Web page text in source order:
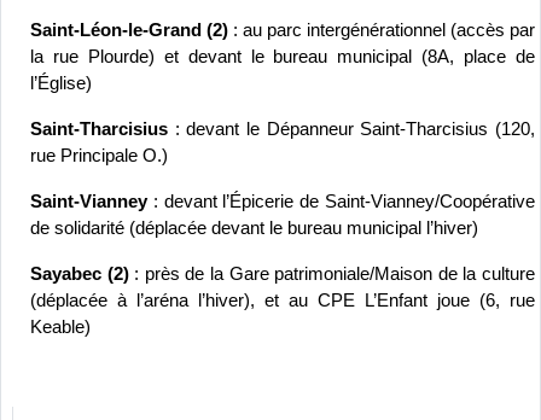
Saint-Léon-le-Grand (2) : au parc intergénérationnel (accès par
la rue Plourde) et devant le bureau municipal (8A, place de
l’Église)
Saint-Tharcisius : devant le Dépanneur Saint-Tharcisius (120,
rue Principale O.)
Saint-Vianney : devant l’Épicerie de Saint-Vianney/Coopérative
de solidarité (déplacée devant le bureau municipal l’hiver)
Sayabec (2) : près de la Gare patrimoniale/Maison de la culture
(déplacée à l’aréna l’hiver), et au CPE L’Enfant joue (6, rue
Keable)